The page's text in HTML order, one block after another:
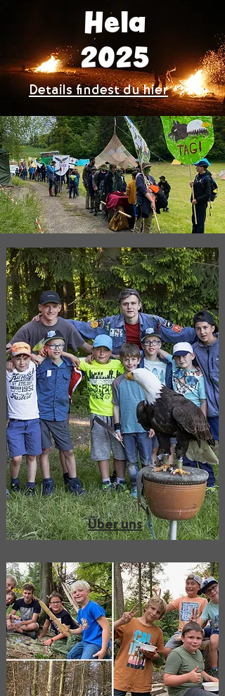
Hela
2025
Details findest du hier
Über uns